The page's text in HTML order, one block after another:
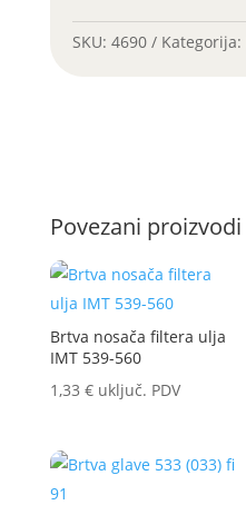
SKU: 4690 Kategorija:
Povezani proizvodi
Brtva nosača filtera ulja
IMT 539-560
1,33 € uključ. PDV